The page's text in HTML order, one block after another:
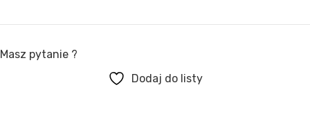
Masz pytanie ?
Dodaj do listy